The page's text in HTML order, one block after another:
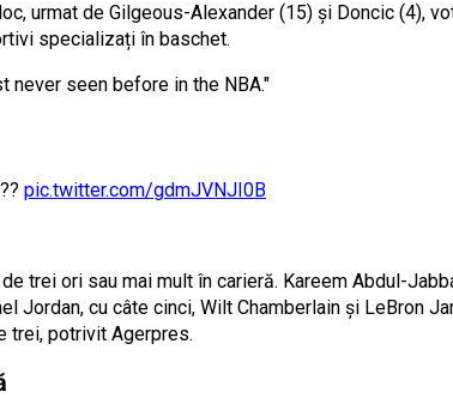
urmat de Gilgeous-Alexander (15) și Doncic (4),
specializați în baschet.
never seen before in the NBA."
pic.twitter.com/gdmJVNJI0B
trei ori sau mai mult în carieră. Kareem Abdul-
Jordan, cu câte cinci, Wilt Chamberlain și LeBron
trei, potrivit Agerpres.